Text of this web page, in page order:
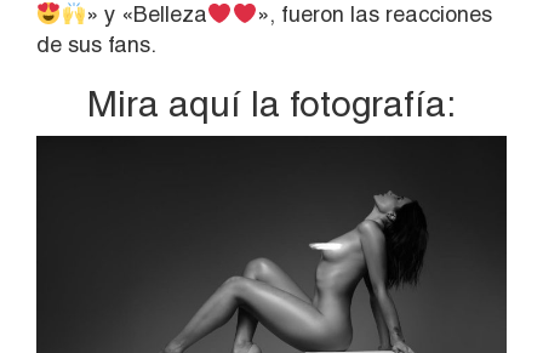
» y «Belleza
», fueron las reacciones
de sus fans.
Mira aquí la fotografía: